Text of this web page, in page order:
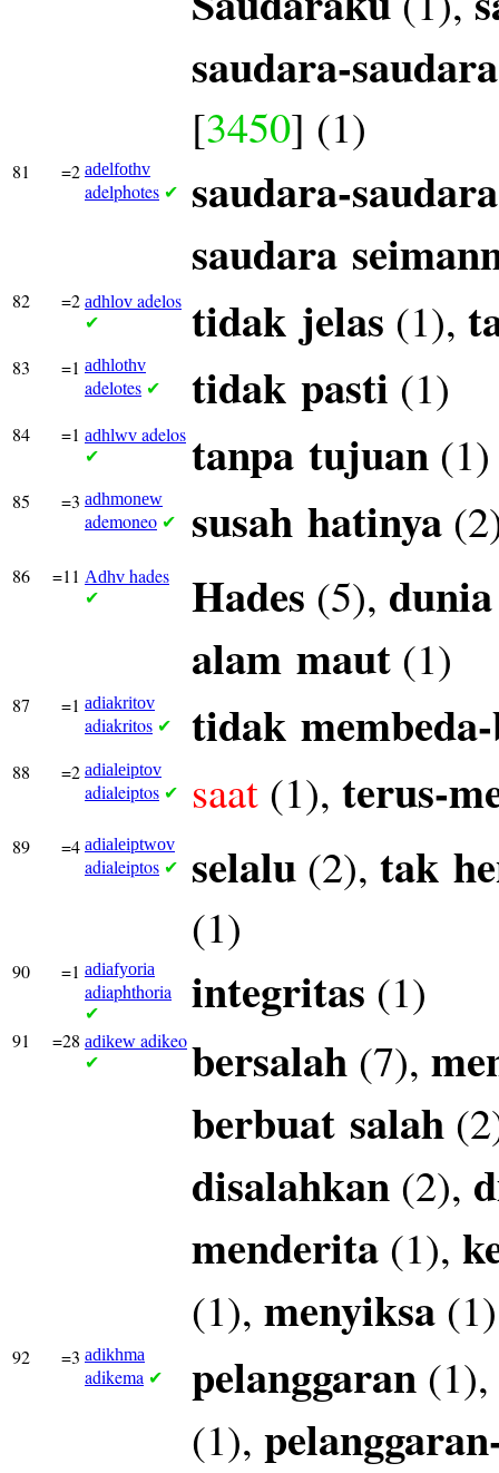
saudara-
[3450] (1)
81 =2 adelfothv
adelphotes ✔
saudara-saudara
saudara
82 =2 adhlov adelos
✔ tidak jelas (1),
83 =1 adhlothv
adelotes ✔ tidak pasti (1)
84 =1 adhlwv adelos
✔ tanpa tujuan (1)
85 =3 adhmonew
ademoneo ✔ susah hatinya
86 =11 Adhv hades
✔ Hades (5), dunia
alam maut (1)
87 =1 adiakritov
adiakritos ✔ tidak
88 =2 adialeiptov
adialeiptos ✔ saat (1), terus-
89 =4 adialeiptwov
adialeiptos ✔ selalu (2), tak
(1)
90 =1 adiafyoria
adiaphthoria
✔ integritas (1)
91 =28 adikew adikeo
✔ bersalah (7),
berbuat salah
disalahkan (2),
menderita (1),
(1), menyiksa
92 =3 adikhma
adikema ✔ pelanggaran (1),
(1),